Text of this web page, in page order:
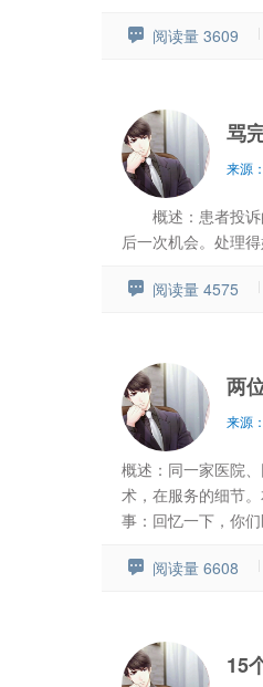
阅读量 3609
骂
来源：
概述：患者投诉
后一次机会。处理
阅读量 4575
两
来源：
概述：同一家医院
术，在服务的细节
事：回忆一下，你
阅读量 6608
15